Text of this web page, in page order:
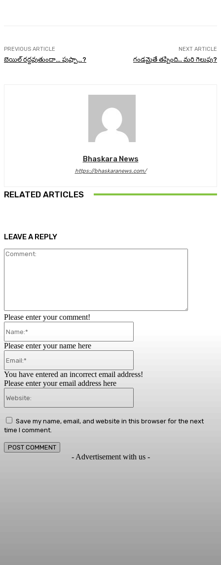
PREVIOUS ARTICLE
బెయిల్ రద్దవుతుందా… పుష్పా…?
NEXT ARTICLE
గండమైతే తప్పింది.. మరి గెలుపు?
Bhaskara News
https://bhaskaranews.com/
RELATED ARTICLES
LEAVE A REPLY
Please enter your comment!
Please enter your name here
You have entered an incorrect email address!
Please enter your email address here
Save my name, email, and website in this browser for the next
time I comment.
- Advertisement with us -